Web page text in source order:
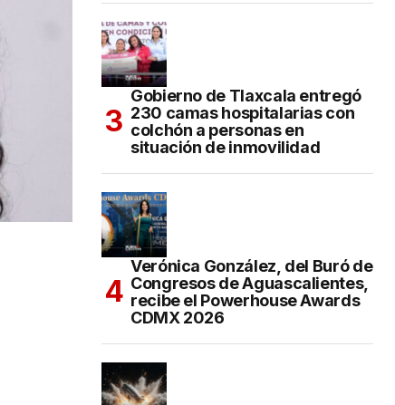
Gobierno de Tlaxcala entregó
230 camas hospitalarias con
colchón a personas en
situación de inmovilidad
Verónica González, del Buró de
Congresos de Aguascalientes,
recibe el Powerhouse Awards
CDMX 2026